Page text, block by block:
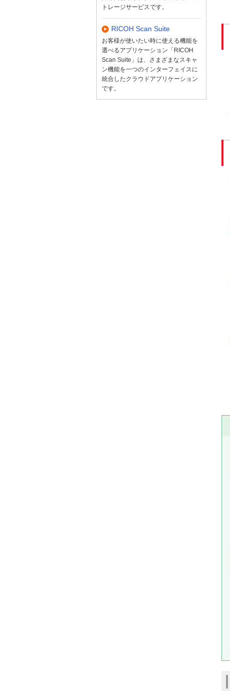
トレージサービスです。
RICOH Scan Suite
お客様が使いたい時に使える機能を
選べるアプリケーション「RICOH
Scan Suite」は、さまざまなスキャ
ン機能を一つのインターフェイスに
統合したクラウドアプリケーション
です。